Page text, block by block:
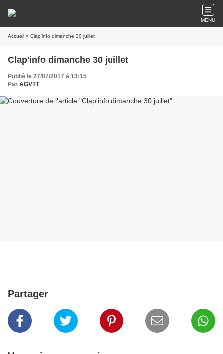
MENU
Accueil » Clap'info dimanche 30 juillet
Clap'info dimanche 30 juillet
Publié le 27/07/2017 à 13:15
Par AGVTT
Partager